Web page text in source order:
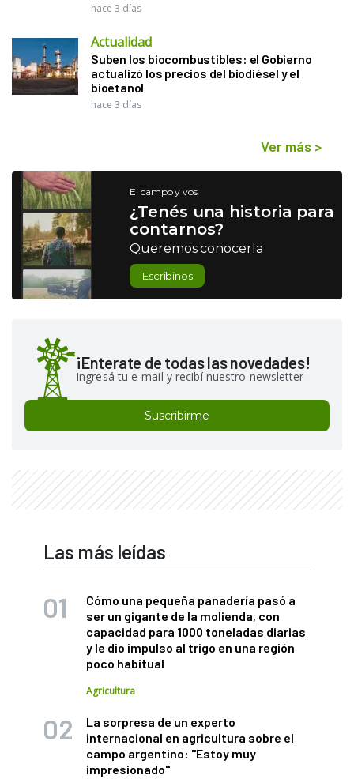
hace 3 días
Actualidad
Suben los biocombustibles: el Gobierno
actualizó los precios del biodiésel y el
bioetanol
hace 3 días
Ver más >
El campo y vos
¿Tenés una historia para
contarnos?
Queremos conocerla
Escribinos
¡Enterate de todas las novedades!
Ingresá tu e-mail y recibí nuestro newsletter
Suscribirme
Las más leídas
Cómo una pequeña panadería pasó a
ser un gigante de la molienda, con
capacidad para 1000 toneladas diarias
y le dio impulso al trigo en una región
poco habitual
Agricultura
La sorpresa de un experto
internacional en agricultura sobre el
campo argentino: "Estoy muy
impresionado"